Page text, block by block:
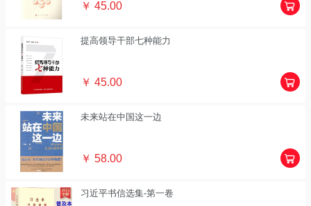
￥ 45.00
提高领导干部七种能力
￥ 45.00
未来站在中国这一边
￥ 58.00
习近平书信选集-第一卷